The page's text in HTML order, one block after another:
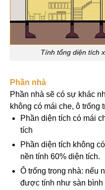
Tính tổng diện tích
Phần nhà
Phần nhà sẽ có sự khác
không có mái che, ô trống
Phần diện tích có mái
tích
Phần diện tích không
nền tính 60% diện tích.
Ô trống trong nhà: nếu
được tính như sàn bình